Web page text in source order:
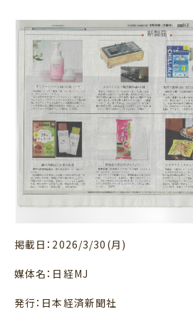
掲載日：2026/3/30(月)
媒体名：日経MJ
発行：日本経済新聞社